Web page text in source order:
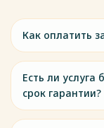
Как оплатить
Есть ли услуга
срок гарантии?